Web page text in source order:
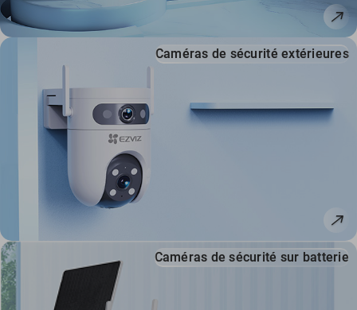
Caméras de sécurité extérieures
Caméras de sécurité sur batterie